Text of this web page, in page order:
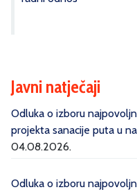
Javni natječaji
Odluka o izboru
projekta sanacije puta u
04.08.2026.
Odluka o izboru